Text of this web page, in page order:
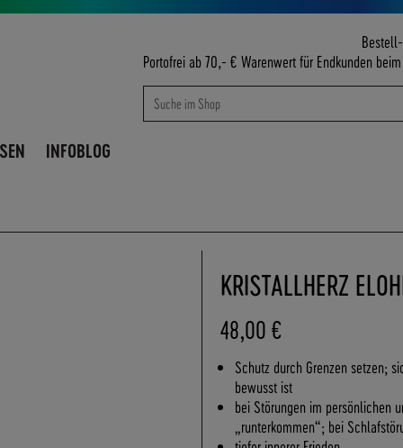
Portofrei ab 70,- € Warenwert für Endkunden
Suche
Suche
INFOBLOG
KRISTALLHERZ
48,00 €
Schutz durch Grenzen setzen;
bewusst ist
bei Störungen im persönlichen
„runterkommen“; bei